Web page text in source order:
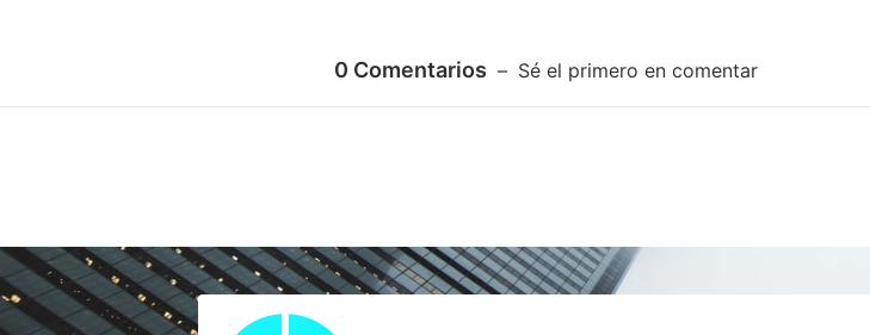
0 Comentarios Sé el primero en comentar